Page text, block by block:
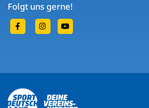
Folgt uns gerne!